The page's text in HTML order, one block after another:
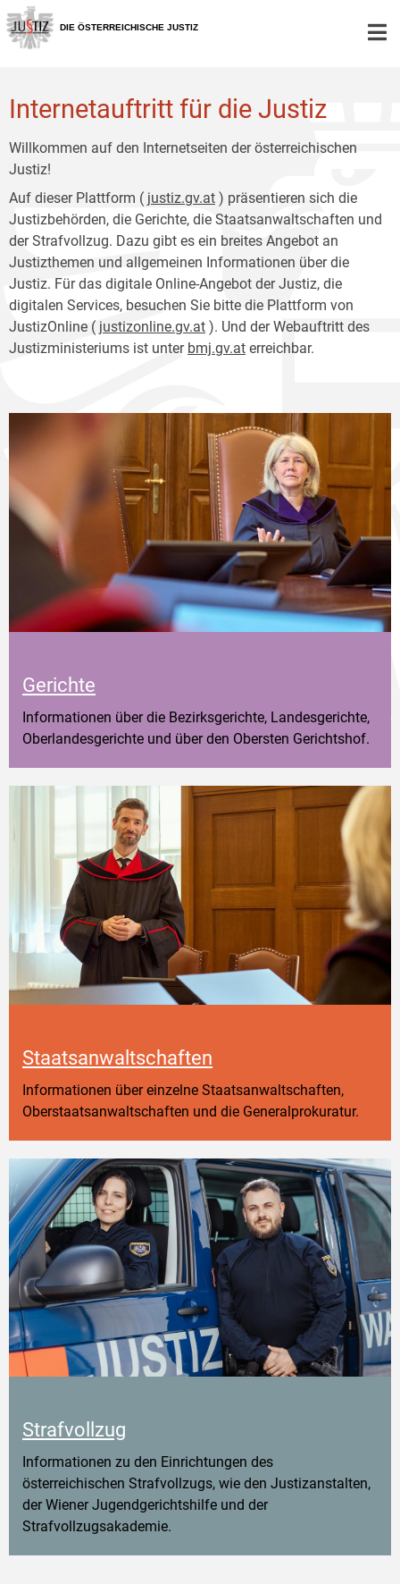
Zur
Hauptnavigation
[1]
Zum
Inhalt
[2]
DIE ÖSTERREICHISCHE JUSTIZ
Internetauftritt für die Justiz
Willkommen auf den Internetseiten der österreichischen
Justiz!
Auf dieser Plattform ( justiz.gv.at ) präsentieren sich die
Justizbehörden, die Gerichte, die Staatsanwaltschaften und
der Strafvollzug. Dazu gibt es ein breites Angebot an
Justizthemen und allgemeinen Informationen über die
Justiz. Für das digitale Online-Angebot der Justiz, die
digitalen Services, besuchen Sie bitte die Plattform von
JustizOnline ( justizonline.gv.at ). Und der Webauftritt des
Justizministeriums ist unter bmj.gv.at erreichbar.
Gerichte
Informationen über die Bezirksgerichte, Landesgerichte,
Oberlandesgerichte und über den Obersten Gerichtshof.
Staatsanwaltschaften
Informationen über einzelne Staatsanwaltschaften,
Oberstaatsanwaltschaften und die Generalprokuratur.
Strafvollzug
Informationen zu den Einrichtungen des
österreichischen Strafvollzugs, wie den Justizanstalten,
der Wiener Jugendgerichtshilfe und der
Strafvollzugsakademie.